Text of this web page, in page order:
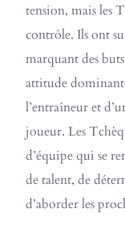
tension, mais les
contrôle. Ils ont su
marquant des
attitude
l’entraîneur et
joueur. Les
d’équipe qui se
de talent, de
d’aborder les